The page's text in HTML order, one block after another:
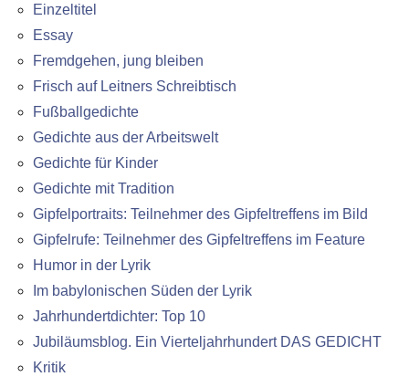
Einzeltitel
Essay
Fremdgehen, jung bleiben
Frisch auf Leitners Schreibtisch
Fußballgedichte
Gedichte aus der Arbeitswelt
Gedichte für Kinder
Gedichte mit Tradition
Gipfelportraits: Teilnehmer des Gipfeltreffens im Bild
Gipfelrufe: Teilnehmer des Gipfeltreffens im Feature
Humor in der Lyrik
Im babylonischen Süden der Lyrik
Jahrhundertdichter: Top 10
Jubiläumsblog. Ein Vierteljahrhundert DAS GEDICHT
Kritik